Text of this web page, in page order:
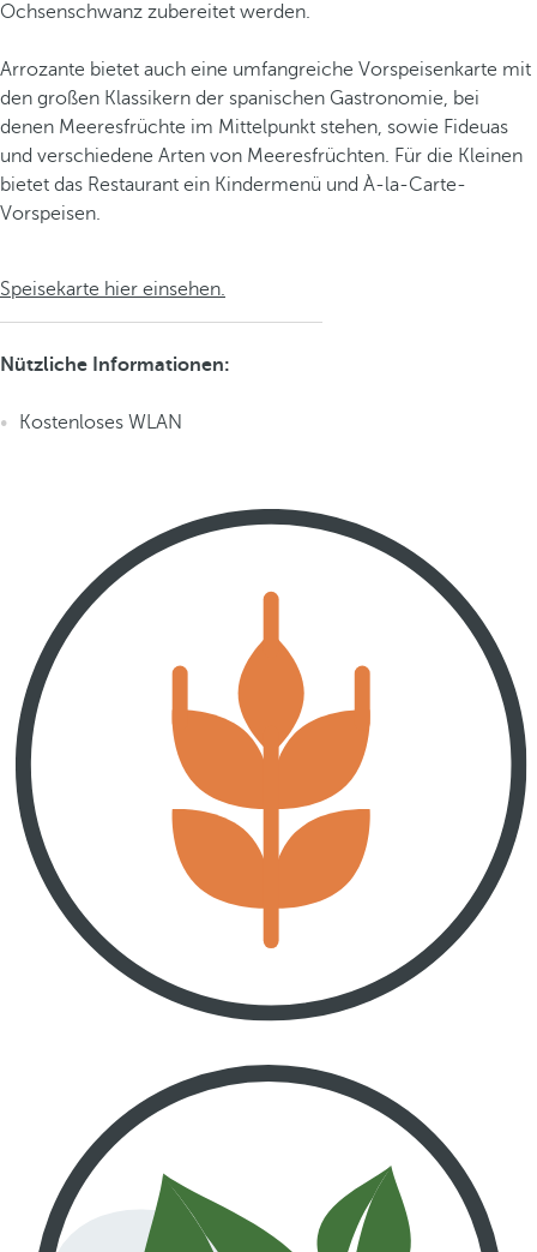
Ochsenschwanz zubereitet werden.
Arrozante bietet auch eine umfangreiche Vorspeisenkarte mit
den großen Klassikern der spanischen Gastronomie, bei
denen Meeresfrüchte im Mittelpunkt stehen, sowie Fideuas
und verschiedene Arten von Meeresfrüchten. Für die Kleinen
bietet das Restaurant ein Kindermenü und À-la-Carte-
Vorspeisen.
Speisekarte hier einsehen.
Nützliche Informationen:
Kostenloses WLAN